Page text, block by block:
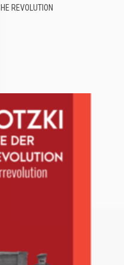
REVOLUTION